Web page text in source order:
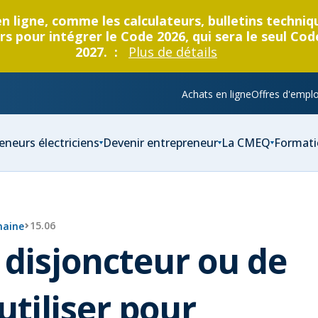
comme les calculateurs, bulletins
pour intégrer le Code 2026, qui sera le seul
2027. :
Plus de détails
Achats en ligneOffres
électriciens Devenir entrepreneur La CMEQ
15.06
ou de
pour